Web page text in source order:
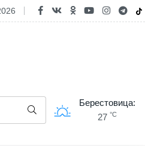
спасатели подарили праздник и
Берестовица:
27 °C